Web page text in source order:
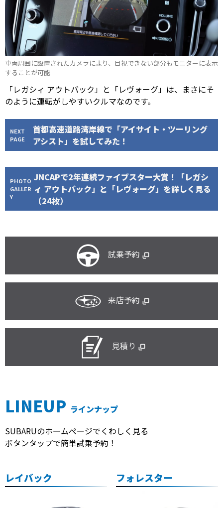
車両周囲に設置されたカメラにより、目視できない部分もモニターに表示
することが可能
「レガシィ アウトバック」と「レヴォーグ」は、まさにそ
のように運転がしやすいクルマなのです。
NEXT
PAGE
首都高速道路湾岸線で「アイサイト・ツーリング
アシスト」を試してみた！
PHOTO
GALLER
Y
JNCAPで2年連続ファイブスター大賞！「レガシ
ィ アウトバック」と「レヴォーグ」を詳しく見る
（24枚）
試乗予約
来店予約
見積り
LINEUP ラインナップ
SUBARUのホームぺージでくわしく見る
ボタンタップで簡単試乗予約！
レイバック フォレスター